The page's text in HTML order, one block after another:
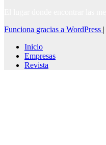
Funciona gracias a WordPress |
Inicio
Empresas
Revista